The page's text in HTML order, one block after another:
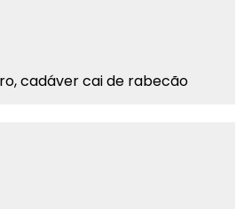
cadáver cai de rabecão